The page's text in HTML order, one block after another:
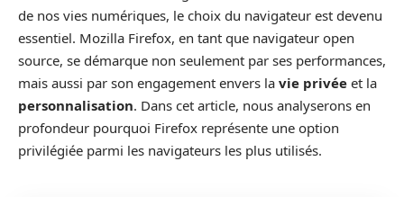
de nos vies numériques, le choix du navigateur est devenu
essentiel. Mozilla Firefox, en tant que navigateur open
source, se démarque non seulement par ses performances,
mais aussi par son engagement envers la vie privée et la
personnalisation. Dans cet article, nous analyserons en
profondeur pourquoi Firefox représente une option
privilégiée parmi les navigateurs les plus utilisés.